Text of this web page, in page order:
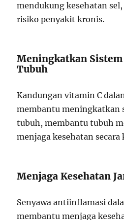
mendukung kesehatan
risiko penyakit kronis.
Meningkatkan
Tubuh
Kandungan vitamin C
membantu meningkatkan
tubuh, membantu tubuh
menjaga kesehatan secara
Menjaga Kesehatan
Senyawa antiinflamasi
membantu menjaga